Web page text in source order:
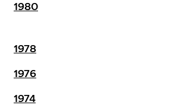
1980
1978
1976
1974